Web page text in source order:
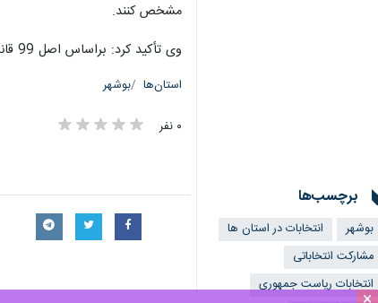
مشخص کنند.
وی تأکید کرد: براساس اصل 99 قانون اساسی، شورای نگهبان و هیأت های منتسب به آن، تنها نهاد ناظر بر انتخابات است که در همه مراحل و فرایندهای انتخابات صورت می گیرد.
استان‌ها بوشهر
۰ نفر
برچسب‌ها
بوشهر
انتخابات در استان ها
مشارکت انتخاباتی
انتخابات ریاست جمهوری